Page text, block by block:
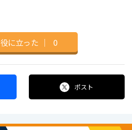
役に立った ｜ 0
ポスト